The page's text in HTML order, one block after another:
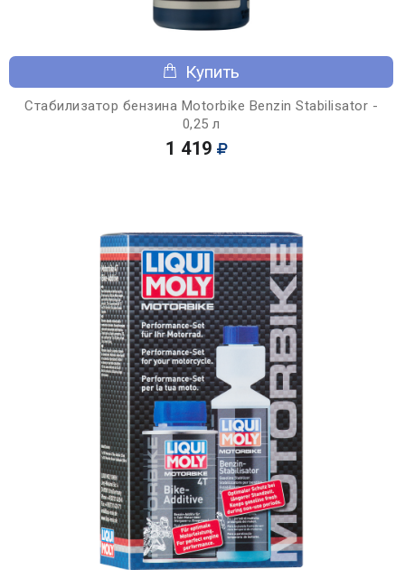
Купить
Стабилизатор бензина Motorbike Benzin Stabilisator -
0,25 л
1 419